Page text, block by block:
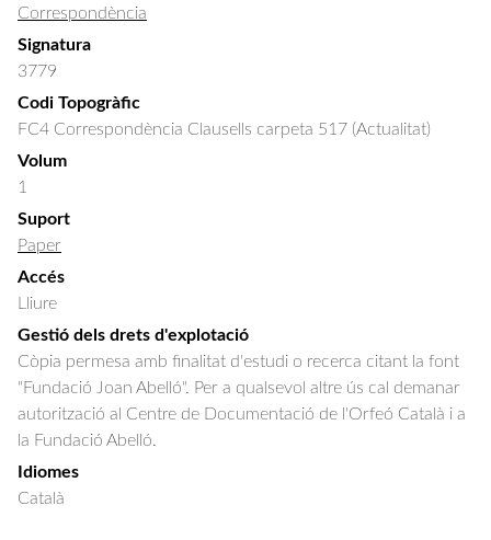
Correspondència
Signatura
3779
Codi Topogràfic
FC4 Correspondència Clausells carpeta 517 (Actualitat)
Volum
1
Suport
Paper
Accés
Lliure
Gestió dels drets d'explotació
Còpia permesa amb finalitat d'estudi o recerca citant la font
"Fundació Joan Abelló". Per a qualsevol altre ús cal demanar
autorització al Centre de Documentació de l'Orfeó Català i a
la Fundació Abelló.
Idiomes
Català